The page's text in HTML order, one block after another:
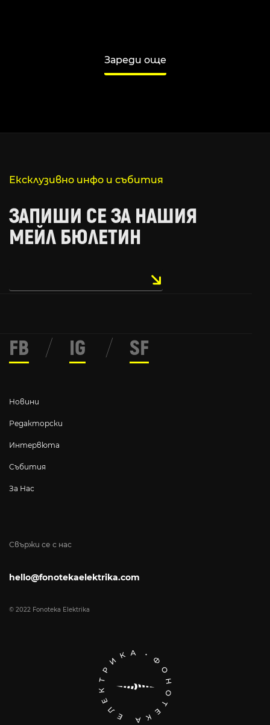
Зареди още
Ексклузивно инфо и събития
ЗАПИШИ СЕ ЗА НАШИЯ
МЕЙЛ БЮЛЕТИН
Свържи се с нас
hello@fonotekaelektrika.com
© 2022 Fonoteka Elektrika
Новини
Редакторски
Интервюта
Събития
За Нас
FB / IG / SF